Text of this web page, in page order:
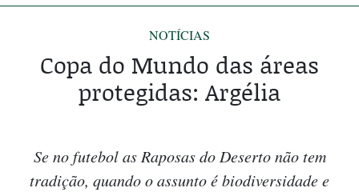
NOTÍCIAS
Copa do Mundo das áreas
protegidas: Argélia
Se no futebol as Raposas do Deserto não tem
tradição, quando o assunto é biodiversidade e